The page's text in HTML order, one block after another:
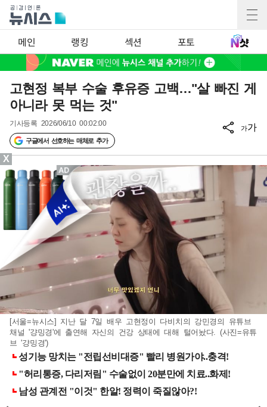
메인 랭킹 섹션 포토
고현정 복부 수술 후유증 고백…"살 빠진 게
아니라 못 먹는 것"
기사등록 2026/06/10 00:02:00
구글에서 선호하는 매체로 추가
가가
[서울=뉴시스] 지난 달 7일 배우 고현정이 다비치의 강민경의 유튜브
채널 '걍밍경'에 출연해 자신의 건강 상태에 대해 털어놨다. (사진=유튜
브 '걍밍경')
X